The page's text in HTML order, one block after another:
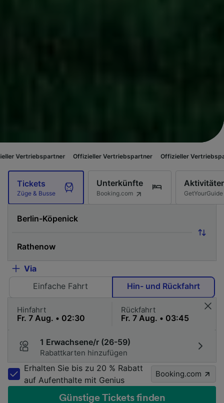
Offizieller Vertriebspartner Offizieller Vertriebspartner
Tickets
Züge & Busse
Unterkünfte
Booking.com GetYourGuide
Via
Einfache Fahrt
Hin- und Rückfahrt
Hinfahrt Rückfahrt
1 Erwachsene/r (26-59)
Rabattkarten hinzufügen
Erhalten Sie bis zu 20 % Rabatt
auf Aufenthalte mit Genius
Booking.com
Günstige Tickets finden